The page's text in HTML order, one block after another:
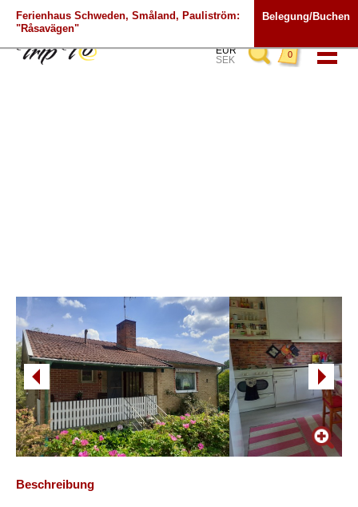
EUR
SEK
0
Ferienhaus Schweden, Småland, Pauliström:
"Råsavägen"
Belegung/Buchen
Beschreibung